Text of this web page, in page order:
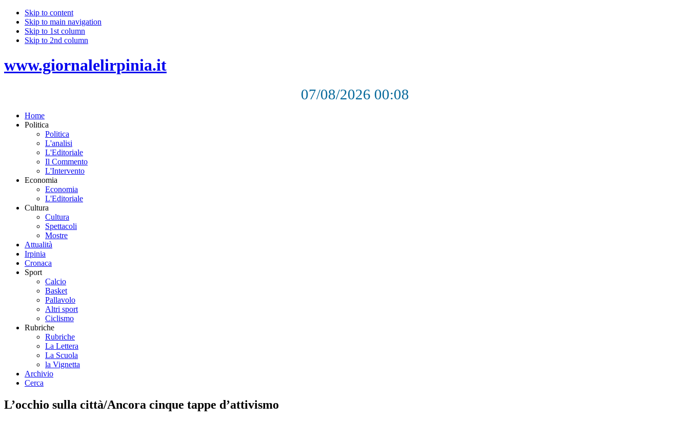
Skip to content
Skip to main navigation
Skip to 1st column
Skip to 2nd column
www.giornalelirpinia.it
07/08/2026 00:08
Home
Politica
Politica
L'analisi
L'Editoriale
Il Commento
L'Intervento
Economia
Economia
L'Editoriale
Cultura
Cultura
Spettacoli
Mostre
Attualità
Irpinia
Cronaca
Sport
Calcio
Basket
Pallavolo
Altri sport
Ciclismo
Rubriche
Rubriche
La Lettera
La Scuola
la Vignetta
Archivio
Cerca
L’occhio sulla città/Ancora cinque tappe d’attivismo